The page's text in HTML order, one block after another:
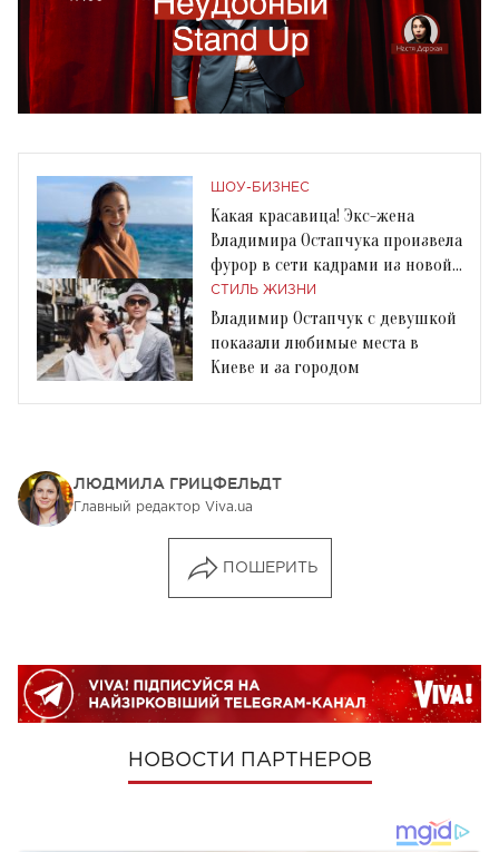
ШОУ-БИЗНЕС
Какая красавица! Экс-жена
Владимира Остапчука произвела
фурор в сети кадрами из новой
фотосессии
СТИЛЬ ЖИЗНИ
Владимир Остапчук с девушкой
показали любимые места в
Киеве и за городом
ЛЮДМИЛА ГРИЦФЕЛЬДТ
Главный редактор Viva.ua
ПОШЕРИТЬ
НОВОСТИ ПАРТНЕРОВ